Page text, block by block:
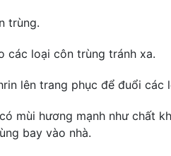
trùng.
các loại côn trùng tránh xa.
lên trang phục để đuổi các
mùi hương mạnh như chất
bay vào nhà.